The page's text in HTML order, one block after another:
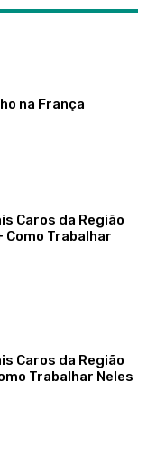
na França
Caros da Região
Trabalhar
Caros da Região
Trabalhar Neles